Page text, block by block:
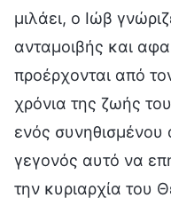
μιλάει, ο Ιώβ
ανταμοιβής και
προέρχονται από
χρόνια της ζωής
ενός
γεγονός αυτό να
την κυριαρχία του